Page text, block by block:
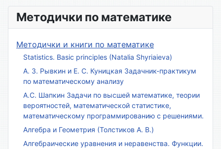
Методички по математике
Методички и книги по математике
Statistics. Basic principles (Natalia Shyriaieva)
А. З. Рывкин и Е. С. Куницкая Задачник-практикум
по математическому анализу
А.С. Шапкин Задачи по высшей математике, теории
вероятностей, математической статистике,
математическому программированию с решениями.
Алгебра и Геометрия (Толстиков А. В.)
Алгебраические уравнения и неравенства. Функции.